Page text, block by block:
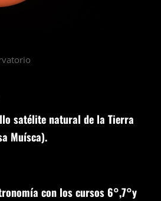
con los cursos 6°,7°y
satélite natural de la Tierra
Muísca).